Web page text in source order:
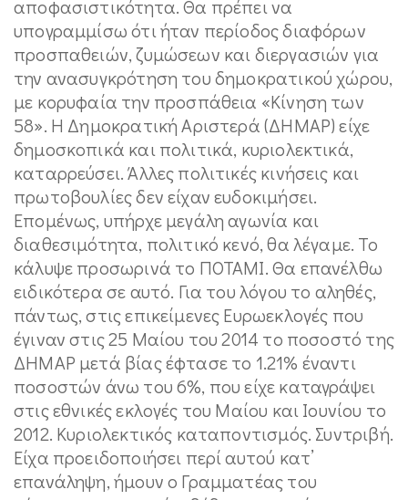
αποφασιστικότητα. Θα πρέπει να
υπογραμμίσω ότι ήταν περίοδος διαφόρων
προσπαθειών, ζυμώσεων και διεργασιών για
την ανασυγκρότηση του δημοκρατικού χώρου,
με κορυφαία την προσπάθεια «Κίνηση των
58». Η Δημοκρατική Αριστερά (ΔΗΜΑΡ) είχε
δημοσκοπικά και πολιτικά, κυριολεκτικά,
καταρρεύσει. Άλλες πολιτικές κινήσεις και
πρωτοβουλίες δεν είχαν ευδοκιμήσει.
Επομένως, υπήρχε μεγάλη αγωνία και
διαθεσιμότητα, πολιτικό κενό, θα λέγαμε. Το
κάλυψε προσωρινά το ΠΟΤΑΜΙ. Θα επανέλθω
ειδικότερα σε αυτό. Για του λόγου το αληθές,
πάντως, στις επικείμενες Ευρωεκλογές που
έγιναν στις 25 Μαίου του 2014 το ποσοστό της
ΔΗΜΑΡ μετά βίας έφτασε το 1.21% έναντι
ποσοστών άνω του 6%, που είχε καταγράψει
στις εθνικές εκλογές του Μαίου και Ιουνίου το
2012. Κυριολεκτικός καταποντισμός. Συντριβή.
Είχα προειδοποιήσει περί αυτού κατ’
επανάληψη, ήμουν ο Γραμματέας του